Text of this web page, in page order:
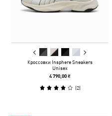
Кроссовки Insphere Sneakers
Unisex
4 790,00 ₴
(2)